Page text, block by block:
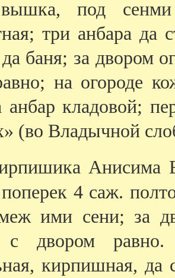
под
три анбара да
баня; за двором
на огороде
анбар кладовой;
(во Владычной
Анисима
4 саж.
ими сени; за
с двором
кирпишная, да